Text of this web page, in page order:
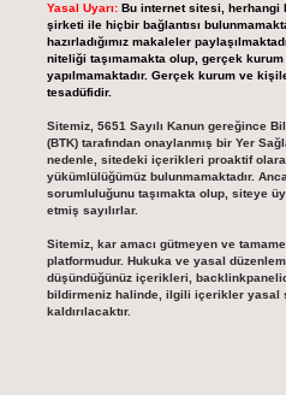
Yasal Uyarı: Bu internet sitesi, herhangi
şirketi ile hiçbir bağlantısı
hazırladığımız makaleler
niteliği taşımamakta olup, gerçek
yapılmamaktadır. Gerçek kurum ve
tesadüfidir.
Sitemiz, 5651 Sayılı Kanun gereğince
(BTK) tarafından onaylanmış bir Yer
nedenle, sitedeki içerikleri proaktif
yükümlülüğümüz bulunmamaktadır.
sorumluluğunu taşımakta olup, siteye
etmiş sayılırlar.
Sitemiz, kar amacı gütmeyen ve
platformudur. Hukuka ve yasal
düşündüğünüz içerikleri,
bildirmeniz halinde, ilgili içerikler yasal
kaldırılacaktır.